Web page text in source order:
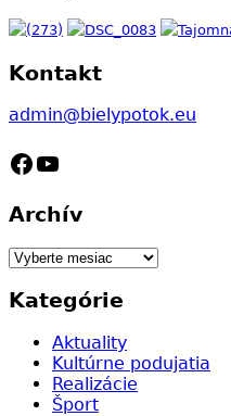
Kontakt
admin@bielypotok.eu
Facebook
YouTube
Archív
Archív
Kategórie
Aktuality
Kultúrne podujatia
Realizácie
Šport